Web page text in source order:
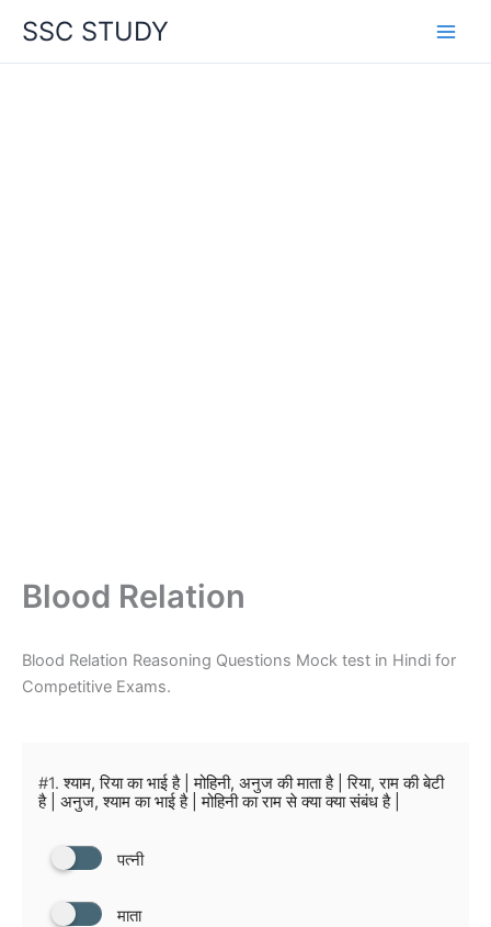
content
SSC STUDY
Blood Relation
Blood Relation Reasoning Questions Mock test in Hindi for
Competitive Exams.
#1. श्याम, रिया का भाई है | मोहिनी, अनुज की माता है | रिया, राम की बेटी
है | अनुज, श्याम का भाई है | मोहिनी का राम से क्या क्या संबंध है |
पत्नी
माता